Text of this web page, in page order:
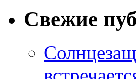
Свежие